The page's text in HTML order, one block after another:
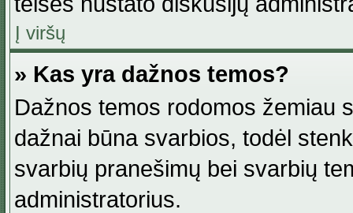
Į viršų
» Kas yra dažnos temos?
Dažnos temos rodomos žemiau
dažnai būna svarbios, todėl
svarbių pranešimų bei svarbių
administratorius.